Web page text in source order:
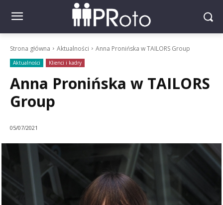
Strona główna Aktualności Anna Pronińska w TAILORS Group
Aktualności Klienci i kadry
Anna Pronińska w TAILORS
Group
05/07/2021